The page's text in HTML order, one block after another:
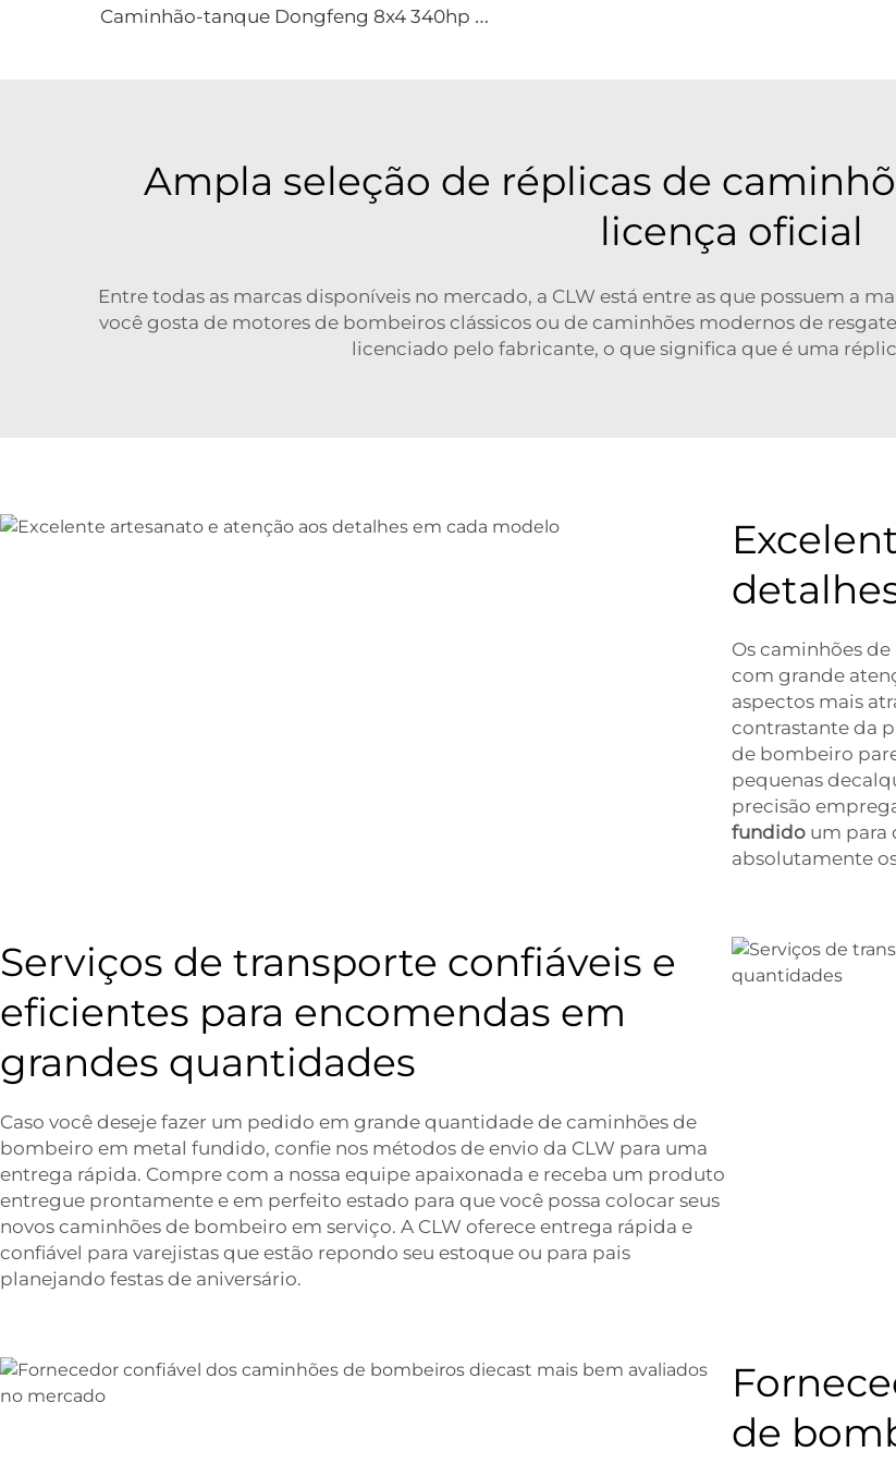
C
aminhão-tanque Dongfeng 8x4 340hp de 12 rodas com capacidade de 25000 litros, veículo novo de abastecimento manual para aviação, aeronave 4x2 4x4 6x6
Ampla seleção de réplicas de
licença oficial
Entre todas as marcas disponíveis no mercado, a CLW está entre as que possuem a
você gosta de motores de bombeiros clássicos ou de caminhões modernos de
licenciado pelo fabricante, o que significa que é uma
Os caminhões
com grande
aspectos mais
contrastante da
de bombeiro
pequenas
precisão
fundido um para
absolutamente
Serviços de transporte confiáveis e
eficientes para encomendas em
grandes quantidades
Caso você deseje fazer um pedido em grande quantidade de caminhões de
bombeiro em metal fundido, confie nos métodos de envio da CLW para uma
entrega rápida. Compre com a nossa equipe apaixonada e receba um produto
entregue prontamente e em perfeito estado para que você possa colocar seus
novos caminhões de bombeiro em serviço. A CLW oferece entrega rápida e
confiável para varejistas que estão repondo seu estoque ou para pais
planejando festas de aniversário.
de